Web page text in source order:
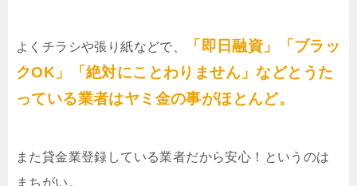
よくチラシや張り紙などで、
「即日融資」「ブラッ
クOK」「絶対にことわりません」などとうた
っている業者はヤミ金の事がほとんど。
また貸金業登録している業者だから安心！というのは
まちがい。